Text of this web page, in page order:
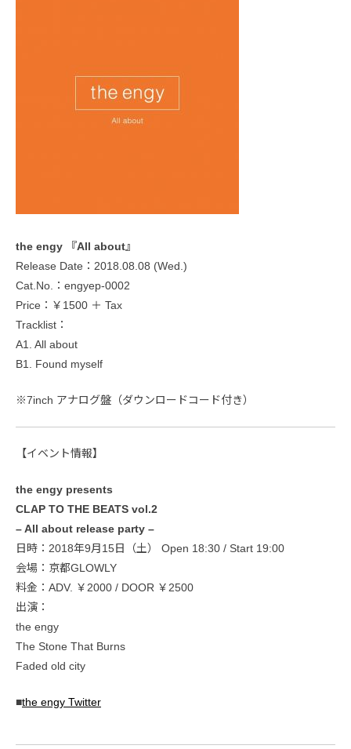
the engy 『All about』
Release Date：2018.08.08 (Wed.)
Cat.No.：engyep-0002
Price：￥1500 ＋ Tax
Tracklist：
A1. All about
B1. Found myself
※7inch アナログ盤（ダウンロードコード付き）
【イベント情報】
the engy presents
CLAP TO THE BEATS vol.2
– All about release party –
日時：2018年9月15日（土） Open 18:30 / Start 19:00
会場：京都GLOWLY
料金：ADV. ￥2000 / DOOR ￥2500
出演：
the engy
The Stone That Burns
Faded old city
■the engy Twitter